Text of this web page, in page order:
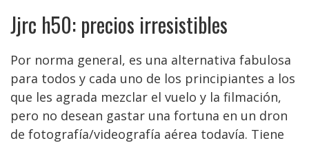
Jjrc h50: precios irresistibles
Por norma general, es una alternativa fabulosa
para todos y cada uno de los principiantes a los
que les agrada mezclar el vuelo y la filmación,
pero no desean gastar una fortuna en un dron
de fotografía/videografía aérea todavía. Tiene